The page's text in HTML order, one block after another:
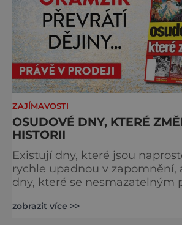
ZAJÍMAVOSTI
OSUDOVÉ DNY, KTERÉ
HISTORII
Existují dny, které jsou
rychle upadnou v zapomnění,
dny, které se nesmazatelným
dojde k významnému objevu
zobrazit více >>